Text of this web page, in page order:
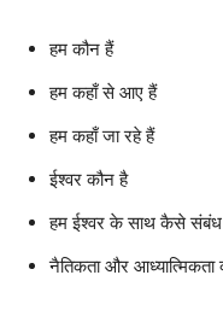
हम कौन हैं
हम कहाँ से आए हैं
हम कहाँ जा रहे हैं
ईश्वर कौन है
हम ईश्वर के साथ कैसे
नैतिकता और आध्यात्मिकता